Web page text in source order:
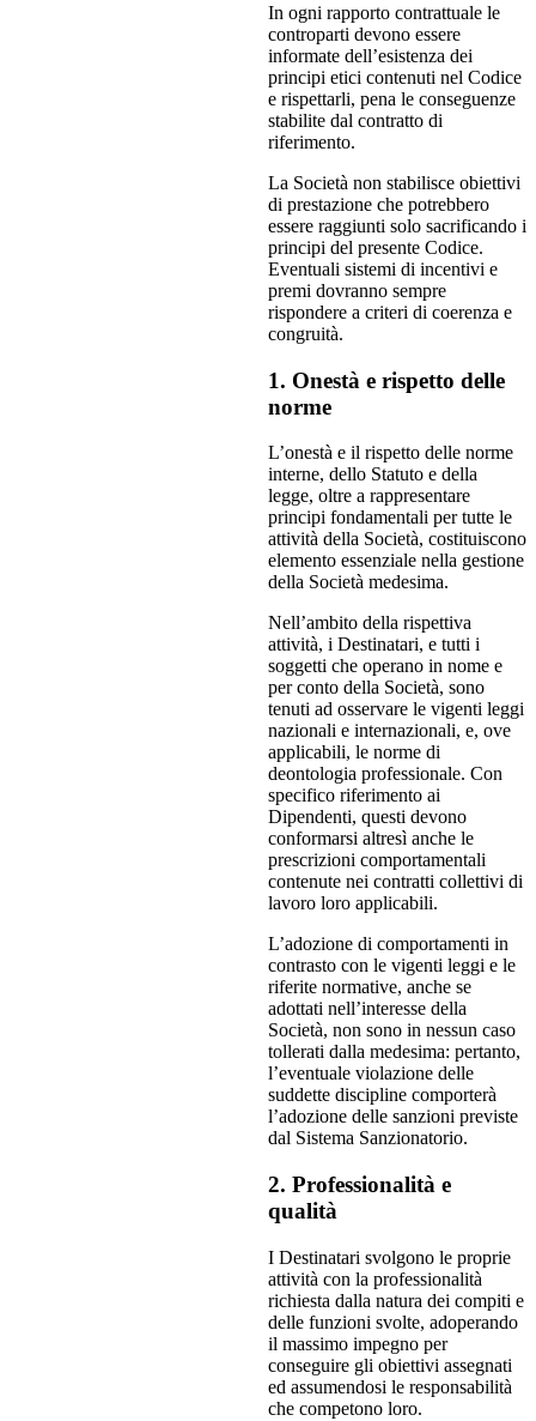
In ogni rapporto contrattuale le
controparti devono essere
informate dell’esistenza dei
principi etici contenuti nel Codice
e rispettarli, pena le conseguenze
stabilite dal contratto di
riferimento.
La Società non stabilisce obiettivi
di prestazione che potrebbero
essere raggiunti solo sacrificando i
principi del presente Codice.
Eventuali sistemi di incentivi e
premi dovranno sempre
rispondere a criteri di coerenza e
congruità.
1. Onestà e rispetto delle
norme
L’onestà e il rispetto delle norme
interne, dello Statuto e della
legge, oltre a rappresentare
principi fondamentali per tutte le
attività della Società, costituiscono
elemento essenziale nella gestione
della Società medesima.
Nell’ambito della rispettiva
attività, i Destinatari, e tutti i
soggetti che operano in nome e
per conto della Società, sono
tenuti ad osservare le vigenti leggi
nazionali e internazionali, e, ove
applicabili, le norme di
deontologia professionale. Con
specifico riferimento ai
Dipendenti, questi devono
conformarsi altresì anche le
prescrizioni comportamentali
contenute nei contratti collettivi di
lavoro loro applicabili.
L’adozione di comportamenti in
contrasto con le vigenti leggi e le
riferite normative, anche se
adottati nell’interesse della
Società, non sono in nessun caso
tollerati dalla medesima: pertanto,
l’eventuale violazione delle
suddette discipline comporterà
l’adozione delle sanzioni previste
dal Sistema Sanzionatorio.
2. Professionalità e
qualità
I Destinatari svolgono le proprie
attività con la professionalità
richiesta dalla natura dei compiti e
delle funzioni svolte, adoperando
il massimo impegno per
conseguire gli obiettivi assegnati
ed assumendosi le responsabilità
che competono loro.